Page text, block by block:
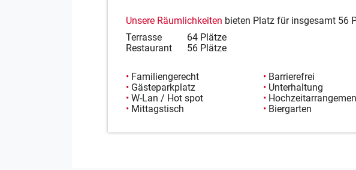
Unsere Räumlichkeiten bieten Platz für insgesamt 56
Terrasse
64 Plätze
Restaurant
56 Plätze
• Familiengerecht
• Gästeparkplatz
• W-Lan / Hot spot
• Mittagstisch
•Barrierefrei
•Unterhaltung
•
•Biergarten